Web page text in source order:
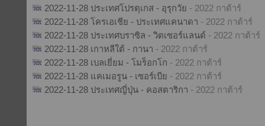
2022-11-28 ประเทศโปรตุเกส - อุรุกวัย - 2022 กาต้าร์
2022-11-28 โครเอเชีย - ประเทศแคนาดา - 2022 กาต้าร์
2022-11-28 ประเทศบราซิล - วิตเซอร์แลนด์ - 2022 กาต้าร์
2022-11-28 เกาหลีใต้ - กานา - 2022 กาต้าร์
2022-11-28 เบลเยี่ยม - โมร็อกโก - 2022 กาต้าร์
2022-11-28 แคเมอรูน - เซอร์เบีย - 2022 กาต้าร์
2022-11-28 ประเทศญี่ปุ่น - คอสตาริกา - 2022 กาต้าร์